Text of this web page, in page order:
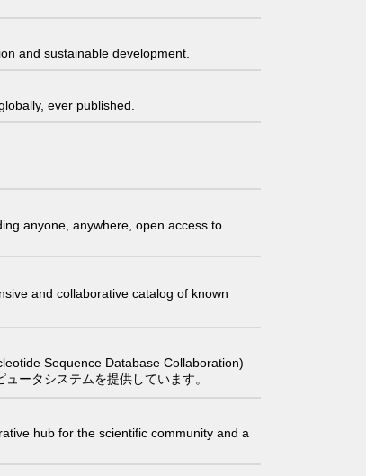
and sustainable development.
ever published.
anyone, anywhere, open access to
and collaborative catalog of known
Sequence Database Collaboration)
ータシステムを提供しています。
hub for the scientific community and a